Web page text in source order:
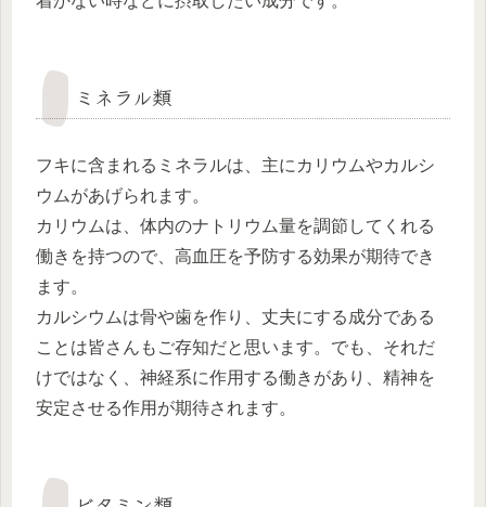
ミネラル類
フキに含まれるミネラルは、主にカリウムやカルシ
ウムがあげられます。
カリウムは、体内のナトリウム量を調節してくれる
働きを持つので、高血圧を予防する効果が期待でき
ます。
カルシウムは骨や歯を作り、丈夫にする成分である
ことは皆さんもご存知だと思います。でも、それだ
けではなく、神経系に作用する働きがあり、精神を
安定させる作用が期待されます。